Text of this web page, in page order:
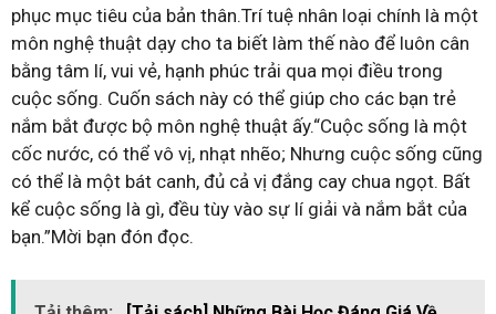
phục mục tiêu của bản thân.Trí tuệ nhân loại chính là một
môn nghệ thuật dạy cho ta biết làm thế nào để luôn cân
bằng tâm lí, vui vẻ, hạnh phúc trải qua mọi điều trong
cuộc sống. Cuốn sách này có thể giúp cho các bạn trẻ
nắm bắt được bộ môn nghệ thuật ấy.“Cuộc sống là một
cốc nước, có thể vô vị, nhạt nhẽo; Nhưng cuộc sống cũng
có thể là một bát canh, đủ cả vị đắng cay chua ngọt. Bất
kể cuộc sống là gì, đều tùy vào sự lí giải và nắm bắt của
bạn.”Mời bạn đón đọc.